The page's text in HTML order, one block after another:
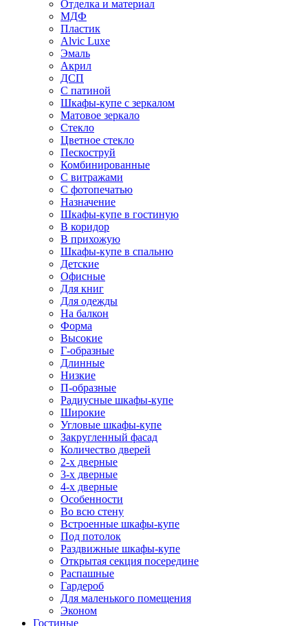
Отделка и материал
МДФ
Пластик
Alvic Luxe
Эмаль
Акрил
ДСП
С патиной
Шкафы-купе с зеркалом
Матовое зеркало
Стекло
Цветное стекло
Пескоструй
Комбинированные
С витражами
С фотопечатью
Назначение
Шкафы-купе в гостиную
В коридор
В прихожую
Шкафы-купе в спальню
Детские
Офисные
Для книг
Для одежды
На балкон
Форма
Высокие
Г-образные
Длинные
Низкие
П-образные
Радиусные шкафы-купе
Широкие
Угловые шкафы-купе
Закругленный фасад
Количество дверей
2-х дверные
3-х дверные
4-х дверные
Особенности
Во всю стену
Встроенные шкафы-купе
Под потолок
Раздвижные шкафы-купе
Открытая секция посередине
Распашные
Гардероб
Для маленького помещения
Эконом
Гостиные